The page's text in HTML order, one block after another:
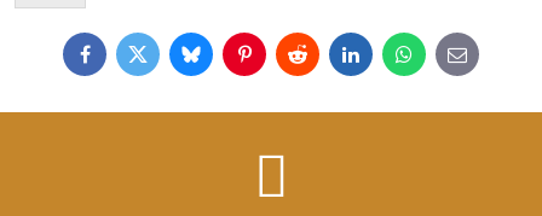
FacebookTwitterBlueskyPinterestReddit LinkedInWhatsApp
E-
mail